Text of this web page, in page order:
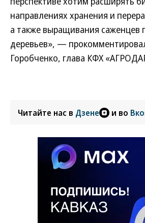
направлениях хранения и
а также выращивания саженцев
деревьев», —
Горобченко, глава КФХ
Читайте нас в Дзене и во